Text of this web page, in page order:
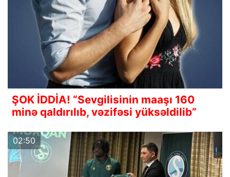
ŞOK İDDİA! “Sevgilisinin maaşı 160
minə qaldırılıb, vəzifəsi yüksəldilib”
02:50